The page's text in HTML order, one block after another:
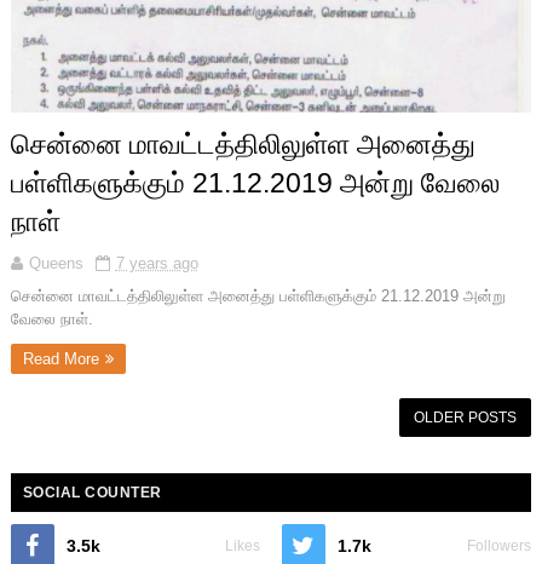
சென்னை மாவட்டத்திலிலுள்ள அனைத்து
பள்ளிகளுக்கும் 21.12.2019 அன்று வேலை
நாள்
Queens
7 years ago
சென்னை மாவட்டத்திலிலுள்ள அனைத்து பள்ளிகளுக்கும் 21.12.2019 அன்று
வேலை நாள்.
Read More
OLDER POSTS
SOCIAL COUNTER
3.5k Likes 1.7k Followers